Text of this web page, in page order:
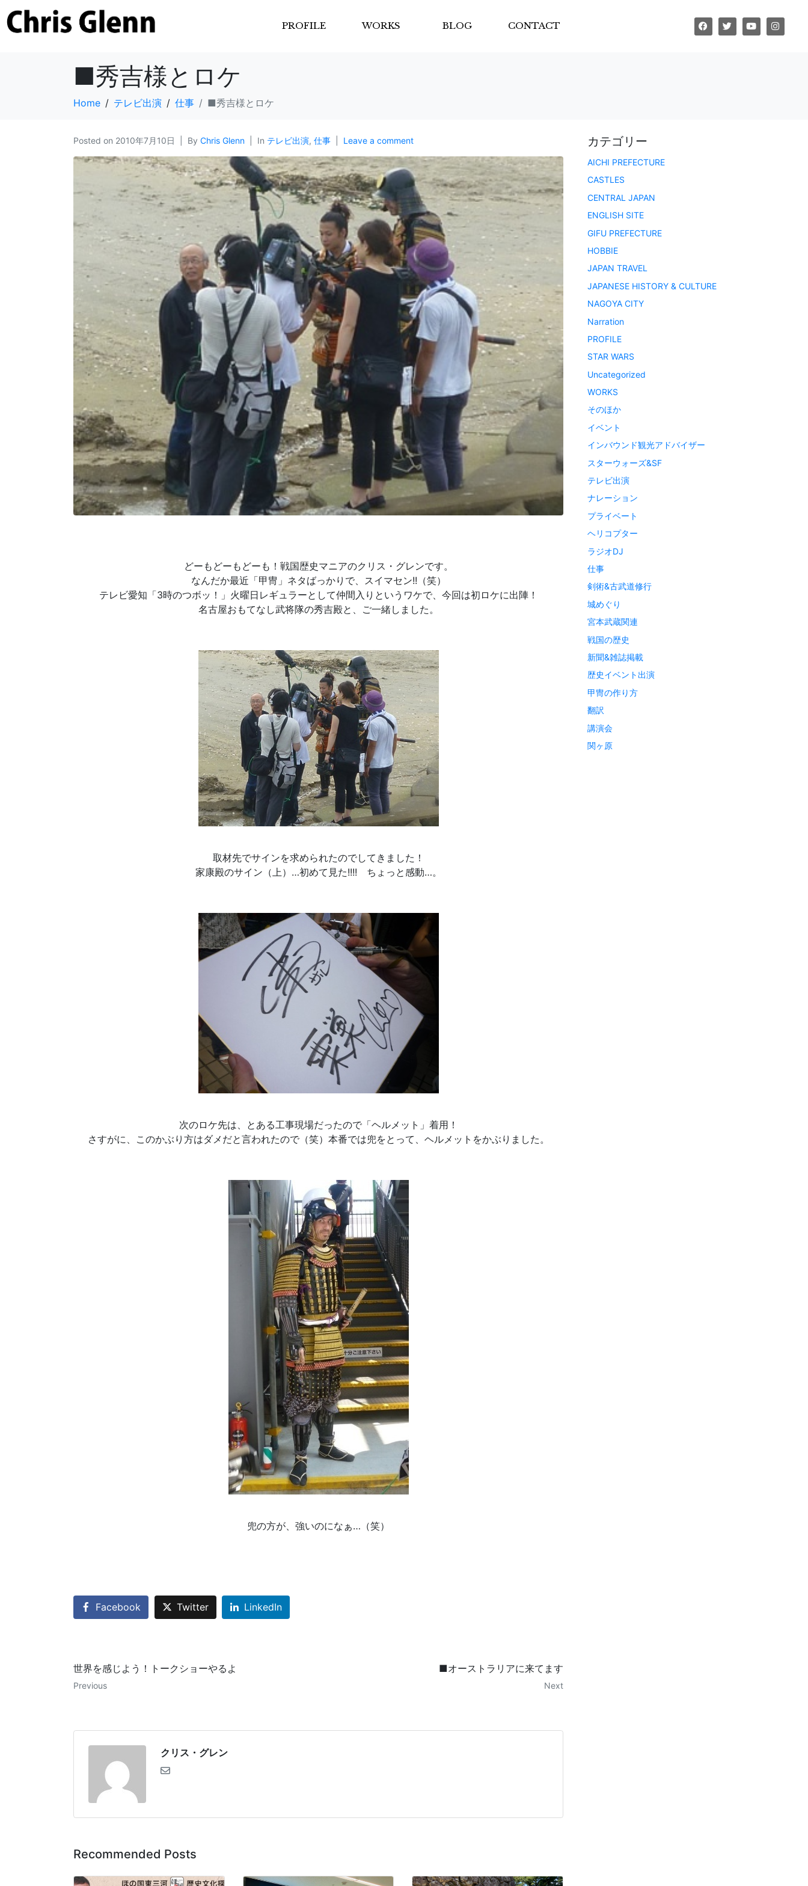
PROFILE WORKS BLOG CONTACT
■秀吉様とロケ
Home テレビ出演 仕事 ■秀吉様とロケ
Posted on 2010年7月10日 By Chris Glenn In テレビ出演, 仕事 Leave a comment
どーもどーもどーも！戦国歴史マニアのクリス・グレンです。
なんだか最近「甲冑」ネタばっかりで、スイマセン!!（笑）
テレビ愛知「3時のつボッ！」火曜日レギュラーとして仲間入りというワケで、今回は初ロケに出陣！
名古屋おもてなし武将隊の秀吉殿と、ご一緒しました。
取材先でサインを求められたのでしてきました！
家康殿のサイン（上）…初めて見た!!!! ちょっと感動…。
次のロケ先は、とある工事現場だったので「ヘルメット」着用！
さすがに、このかぶり方はダメだと言われたので（笑）本番では兜をとって、ヘルメットをかぶりました。
兜の方が、強いのになぁ…（笑）
Facebook Twitter LinkedIn
世界を感じよう！トークショーやるよ
Previous
■オーストラリアに来てます
Next
クリス・グレン
Recommended Posts
カテゴリー
AICHI PREFECTURE
CASTLES
CENTRAL JAPAN
ENGLISH SITE
GIFU PREFECTURE
HOBBIE
JAPAN TRAVEL
JAPANESE HISTORY & CULTURE
NAGOYA CITY
Narration
PROFILE
STAR WARS
Uncategorized
WORKS
そのほか
イベント
インバウンド観光アドバイザー
スターウォーズ&SF
テレビ出演
ナレーション
プライベート
ヘリコプター
ラジオDJ
仕事
剣術&古武道修行
城めぐり
宮本武蔵関連
戦国の歴史
新聞&雑誌掲載
歴史イベント出演
甲冑の作り方
翻訳
講演会
関ヶ原